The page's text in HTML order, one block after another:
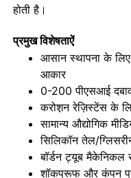
होम
उत्पाद
हमारे बारे में
होती है।
प्रमुख विशेषताऐं
आसान स्थापना के लिए
आकार
0-200 पीएसआई दबाव
करोश़न रेज़िस्टेंस के
सामान्य औद्योगिक
सिलिकॉन तेल/
बॉर्डन ट्यूब
शॉकप्रूफ और कंपन